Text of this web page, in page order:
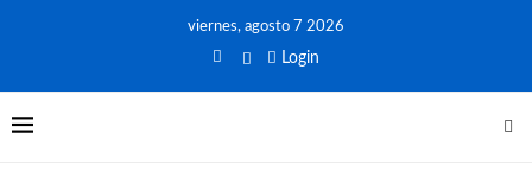
viernes, agosto 7 2026
Login